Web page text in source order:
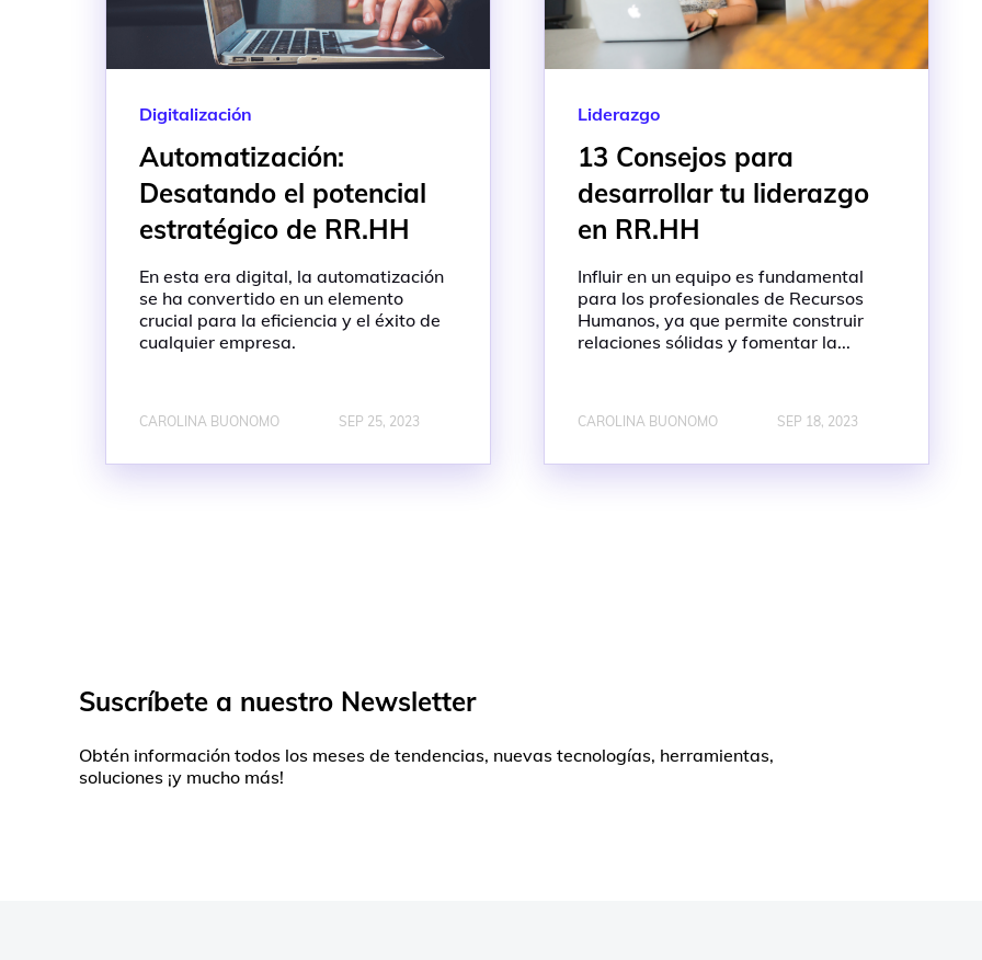
Digitalización
Automatización:
Desatando el potencial
estratégico de RR.HH
En esta era digital, la automatización
se ha convertido en un elemento
crucial para la eficiencia y el éxito de
cualquier empresa.
CAROLINA BUONOMO SEP 25, 2023
Liderazgo
13 Consejos para
desarrollar tu liderazgo
en RR.HH
Influir en un equipo es fundamental
para los profesionales de Recursos
Humanos, ya que permite construir
relaciones sólidas y fomentar la...
CAROLINA BUONOMO SEP 18, 2023
Suscríbete a nuestro Newsletter
Obtén información todos los meses de tendencias, nuevas tecnologías, herramientas,
soluciones ¡y mucho más!